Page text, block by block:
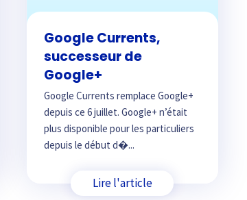
Google Currents,
successeur de
Google+
Google Currents remplace Google+
depuis ce 6 juillet. Google+ n’était
plus disponible pour les particuliers
depuis le début d�...
Lire l'article